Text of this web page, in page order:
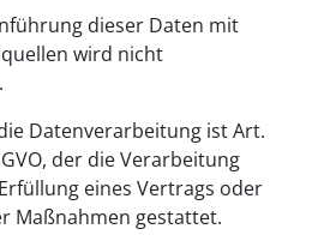
dieser Daten mit
wird nicht
Datenverarbeitung ist Art.
der die Verarbeitung
eines Vertrags oder
Maßnahmen gestattet.